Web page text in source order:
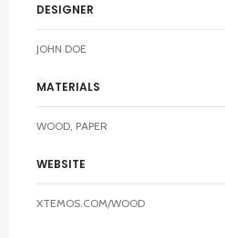
DESIGNER
JOHN DOE
MATERIALS
WOOD, PAPER
WEBSITE
XTEMOS.COM/WOOD